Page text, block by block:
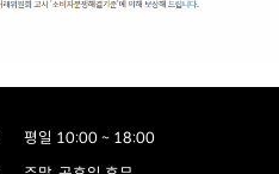
평일 10:00 ~ 18:00